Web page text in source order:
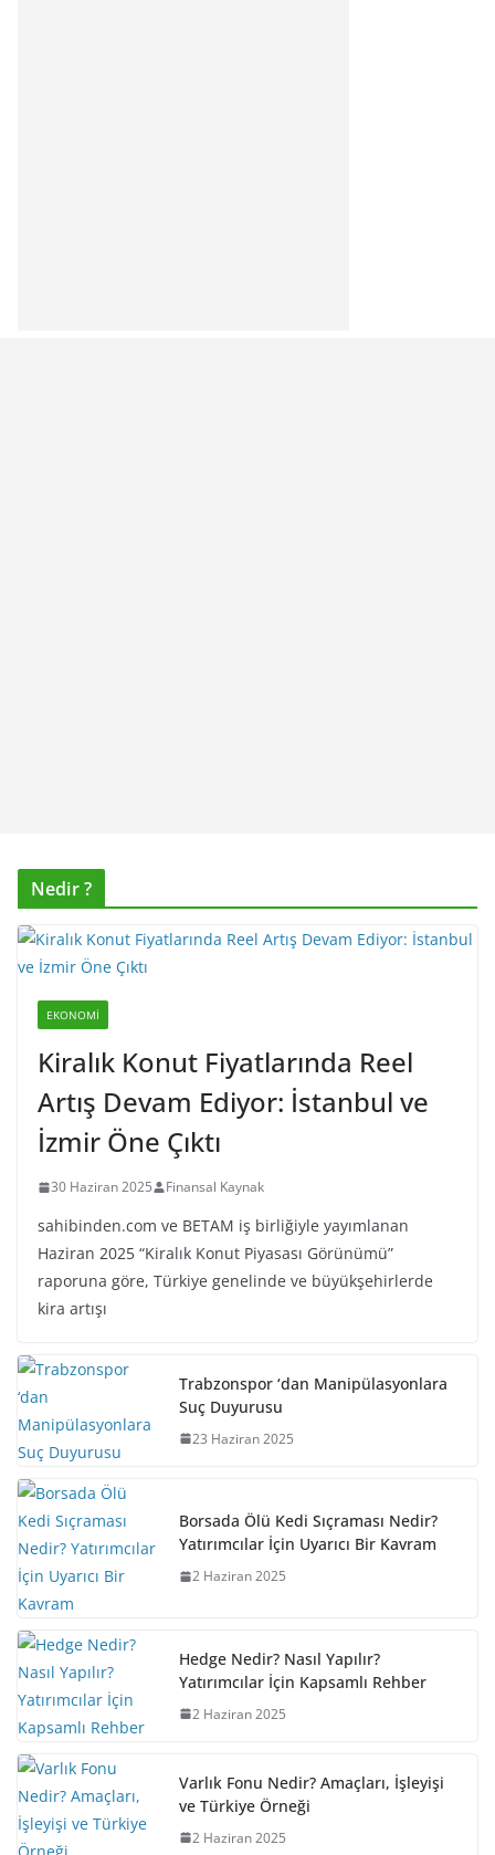
Nedir ?
EKONOMI
Kiralık Konut Fiyatlarında Reel
Artış Devam Ediyor: İstanbul ve
İzmir Öne Çıktı
30 Haziran 2025 Finansal Kaynak
sahibinden.com ve BETAM iş birliğiyle yayımlanan
Haziran 2025 “Kiralık Konut Piyasası Görünümü”
raporuna göre, Türkiye genelinde ve büyükşehirlerde
kira artışı
Trabzonspor ‘dan Manipülasyonlara
Suç Duyurusu
23 Haziran 2025
Borsada Ölü Kedi Sıçraması Nedir?
Yatırımcılar İçin Uyarıcı Bir Kavram
2 Haziran 2025
Hedge Nedir? Nasıl Yapılır?
Yatırımcılar İçin Kapsamlı Rehber
2 Haziran 2025
Varlık Fonu Nedir? Amaçları, İşleyişi
ve Türkiye Örneği
2 Haziran 2025